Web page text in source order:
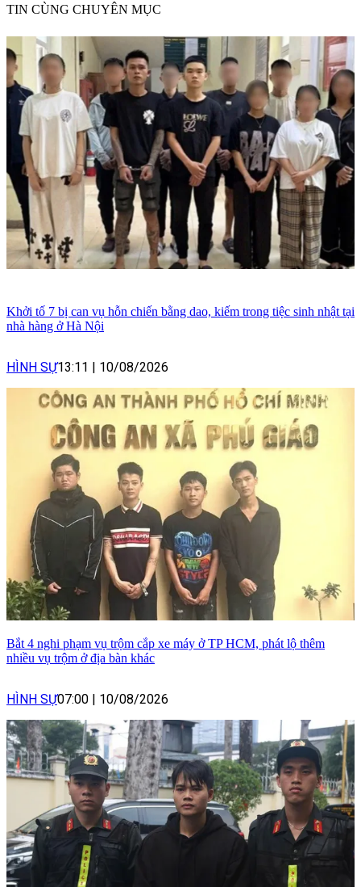
TIN CÙNG CHUYÊN MỤC
Khởi tố 7 bị can vụ hỗn chiến bằng dao, kiếm trong tiệc sinh nhật tại
nhà hàng ở Hà Nội
HÌNH SỰ13:11 | 10/08/2026
Bắt 4 nghi phạm vụ trộm cắp xe máy ở TP HCM, phát lộ thêm
nhiều vụ trộm ở địa bàn khác
HÌNH SỰ07:00 | 10/08/2026